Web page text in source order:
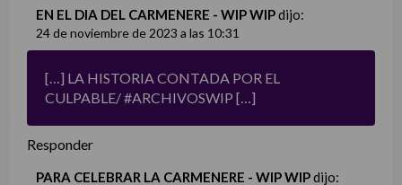
EN EL DIA DEL CARMENERE - WIP WIPdijo:
24 de noviembre de 2023 a las 10:31
[…] LA HISTORIA CONTADA POR EL
CULPABLE/ #ARCHIVOSWIP […]
Responder
PARA CELEBRAR LA CARMENERE - WIP WIPdijo: